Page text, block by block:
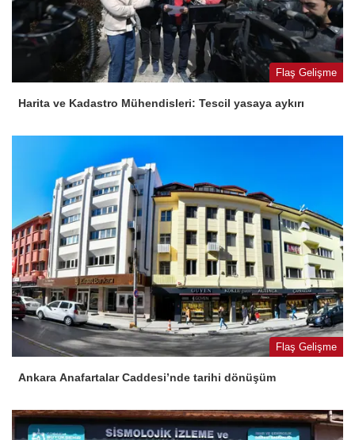
Flaş Gelişme
Harita ve Kadastro Mühendisleri: Tescil yasaya aykırı
Flaş Gelişme
Ankara Anafartalar Caddesi’nde tarihi dönüşüm